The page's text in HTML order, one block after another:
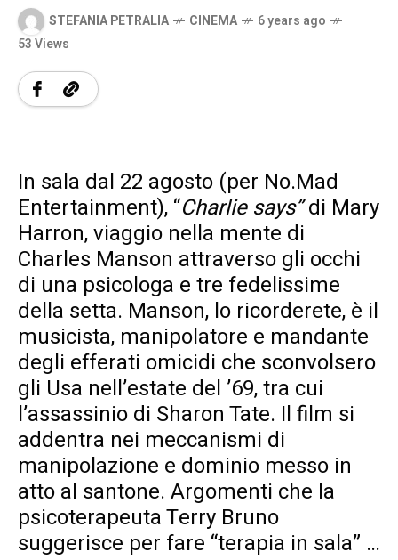
STEFANIA PETRALIA CINEMA
6 years ago
53 Views
In sala dal 22 agosto (per No.Mad
Entertainment), “Charlie says”di Mary
Harron, viaggio nella mente di
Charles Manson attraverso gli occhi
di una psicologa e tre fedelissime
della setta. Manson, lo ricorderete, è il
musicista, manipolatore e mandante
degli efferati omicidi che sconvolsero
gli Usa nell’estate del ’69, tra cui
l’assassinio di Sharon Tate. Il film si
addentra nei meccanismi di
manipolazione e dominio messo in
atto al santone. Argomenti che la
psicoterapeuta Terry Bruno
suggerisce per fare “terapia in sala” …